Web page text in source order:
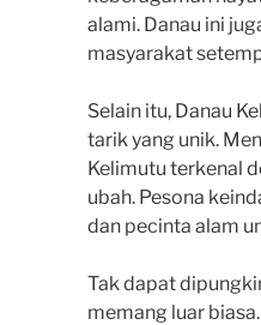
alami. Danau ini
masyarakat
Selain itu, Danau
tarik yang unik.
Kelimutu terkenal
ubah. Pesona
dan pecinta alam
Tak dapat
memang luar